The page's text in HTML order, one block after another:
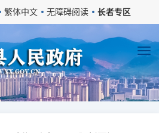
繁体中文 无障碍阅读 长者专区